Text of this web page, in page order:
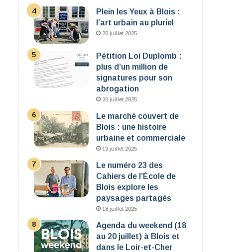
Plein les Yeux à Blois :
l’art urbain au pluriel
20 juillet 2025
Pétition Loi Duplomb :
plus d’un million de
signatures pour son
abrogation
20 juillet 2025
Le marché couvert de
Blois : une histoire
urbaine et commerciale
19 juillet 2025
Le numéro 23 des
Cahiers de l’École de
Blois explore les
paysages partagés
18 juillet 2025
Agenda du weekend (18
au 20 juillet) à Blois et
dans le Loir-et-Cher